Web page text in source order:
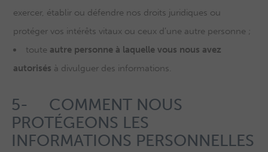
exercer, établir ou défendre nos droits juridiques ou
protéger vos intérêts vitaux ou ceux d’une autre personne ;
toute autre personne à laquelle vous nous avez
autorisés à divulguer des informations.
5- COMMENT NOUS
PROTÉGEONS LES
INFORMATIONS PERSONNELLES